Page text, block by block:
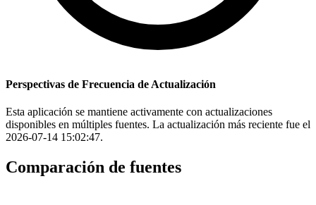
Perspectivas de Frecuencia de Actualización
Esta aplicación se mantiene activamente con actualizaciones
disponibles en múltiples fuentes. La actualización más reciente fue el
2026-07-14 15:02:47.
Comparación de fuentes